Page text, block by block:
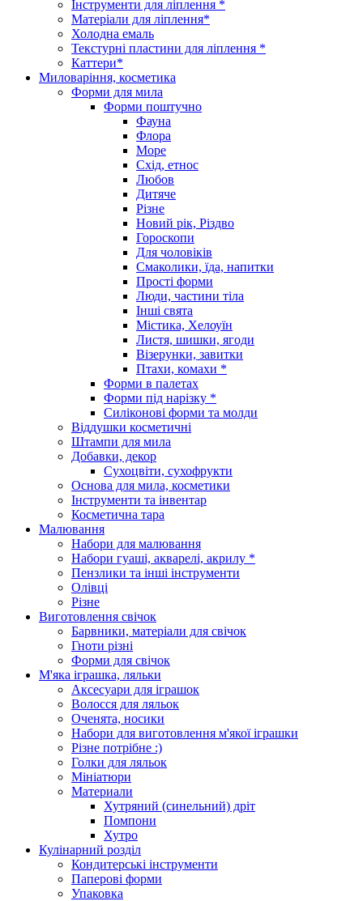
Інструменти для ліплення *
Матеріали для ліплення*
Холодна емаль
Текстурні пластини для ліплення *
Каттери*
Миловаріння, косметика
Форми для мила
Форми поштучно
Фауна
Флора
Море
Схід, етнос
Любов
Дитяче
Різне
Новий рік, Різдво
Гороскопи
Для чоловіків
Смаколики, їда, напитки
Прості форми
Люди, частини тіла
Інші свята
Містика, Хелоуїн
Листя, шишки, ягоди
Візерунки, завитки
Птахи, комахи *
Форми в палетах
Форми під нарізку *
Силіконові форми та молди
Віддушки косметичні
Штампи для мила
Добавки, декор
Сухоцвіти, сухофрукти
Основа для мила, косметики
Інструменти та інвентар
Косметична тара
Малювання
Набори для малювання
Набори гуаші, акварелі, акрилу *
Пензлики та інші інструменти
Олівці
Різне
Виготовлення свічок
Барвники, матеріали для свічок
Гноти різні
Форми для свічок
М'яка іграшка, ляльки
Аксесуари для іграшок
Волосся для ляльок
Оченята, носики
Набори для виготовлення м'якої іграшки
Різне потрібне :)
Голки для ляльок
Мініатюри
Материали
Хутряний (синельний) дріт
Помпони
Хутро
Кулінарний розділ
Кондитерські інструменти
Паперові форми
Упаковка